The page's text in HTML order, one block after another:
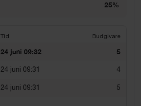
25%
Tid Budgivare
24 juni 09:32 5
24 juni 09:31 4
24 juni 09:31 5